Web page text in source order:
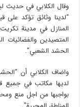
المنازل في مدينة
المتصيدين
الحشد الشعبي”.
واضاف الكلابي أن
لديها مكاتب في جميع
بواجبها من اجل منع